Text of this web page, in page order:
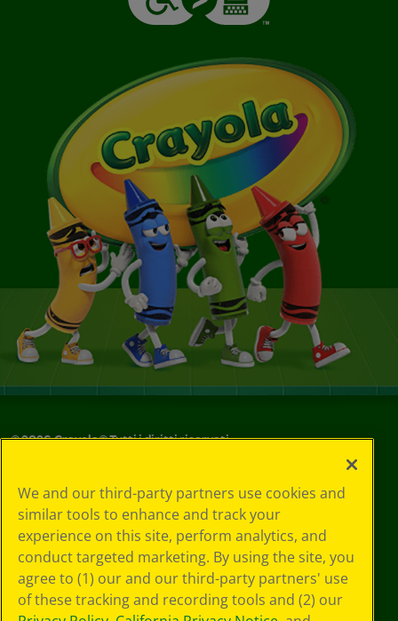
©2026Crayola® Tutti i diritti riservati.
in materia di
privacy
Informativa sulla
privacy
Termini SMS
GDPR
Informativa sulla
We and our third-party partners use cookies and
similar tools to enhance and track your
experience on this site, perform analytics, and
conduct targeted marketing. By using the site, you
agree to (1) our and our third-party partners' use
of these tracking and recording tools and (2) our